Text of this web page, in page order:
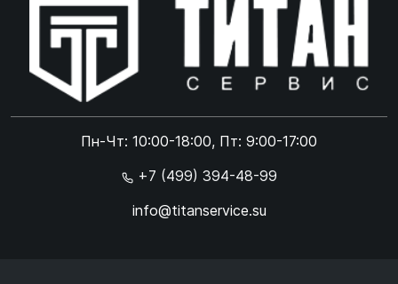
Пн-Чт: 10:00-18:00, Пт: 9:00-17:00
+7 (499) 394-48-99
info@titanservice.su
Online чат
Online чат